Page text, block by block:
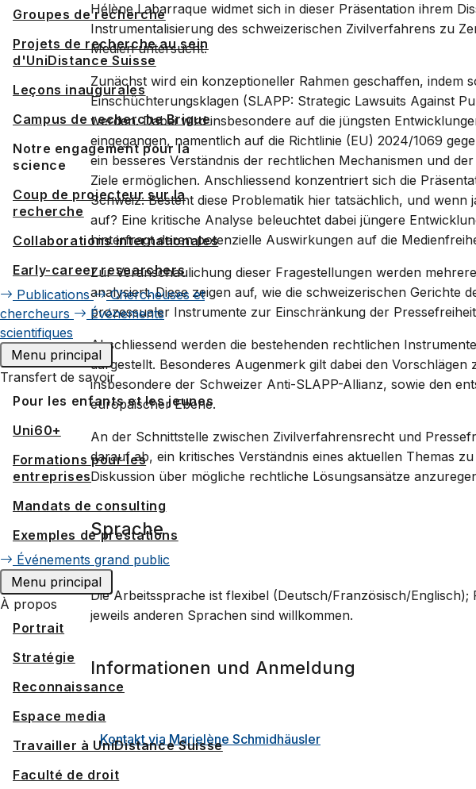
Groupes de recherche
Projets de recherche au sein
d'UniDistance Suisse
Leçons inaugurales
Campus de recherche Brigue
Notre engagement pour la
science
Coup de projecteur sur la
recherche
Collaborations internationales
Early-career researchers
Publications
Chercheuses et
chercheurs
Événements
scientifiques
Menu principal
Transfert de savoir
Pour les enfants et les jeunes
Uni60+
Formations pour les
entreprises
Mandats de consulting
Exemples de prestations
Événements grand public
Menu principal
À propos
Portrait
Stratégie
Reconnaissance
Espace media
Travailler à UniDistance Suisse
Faculté de droit
Hélène Labarraque widmet sich in dieser Präsentation ihrem
Instrumentalisierung des schweizerischen Zivilverfahrens zu
Medien untersucht.
Zunächst wird ein konzeptioneller Rahmen geschaffen, indem
Einschüchterungsklagen (SLAPP: Strategic Lawsuits Against
werden. Dabei wird insbesondere auf die jüngsten
eingegangen, namentlich auf die Richtlinie (EU) 2024/1069
ein besseres Verständnis der rechtlichen Mechanismen und
Ziele ermöglichen. Anschliessend konzentriert sich die
Schweiz: Besteht diese Problematik hier tatsächlich, und wenn
auf? Eine kritische Analyse beleuchtet dabei jüngere
hinterfragt deren potenzielle Auswirkungen auf die
Zur Veranschaulichung dieser Fragestellungen werden
analysiert. Diese zeigen auf, wie die schweizerischen Gerichte
prozessualer Instrumente zur Einschränkung der
Abschliessend werden die bestehenden rechtlichen
dargestellt. Besonderes Augenmerk gilt dabei den Vorschlägen
insbesondere der Schweizer Anti-SLAPP-Allianz, sowie den
europäischer Ebene.
An der Schnittstelle zwischen Zivilverfahrensrecht und
darauf ab, ein kritisches Verständnis eines aktuellen Themas
Diskussion über mögliche rechtliche Lösungsansätze
Sprache
Die Arbeitssprache ist flexibel (Deutsch/Französisch/Englisch);
jeweils anderen Sprachen sind willkommen.
Informationen und Anmeldung
Kontakt via Marielène Schmidhäusler